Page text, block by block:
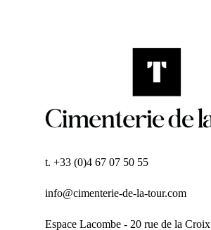
t. +33 (0)4 67 07 50 55
info@cimenterie-de-la-tour.com
Espace Lacombe - 20 rue de la Croix